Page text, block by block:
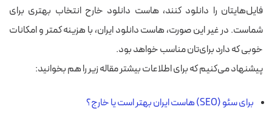
فایل‌هایتان را دانلود کنند، هاست دانلود خارح انتخاب بهتری برای
شماست. در غیر این صورت، هاست دانلود ایران، با هزینه کمتر و امکانات
خوبی که دارد برای‌تان مناسب خواهد بود.
پیشنهاد می‌کنیم که برای اطلاعات بیشتر مقاله زیر را هم بخوانید:
برای سئو (SEO) هاست ایران بهتر است یا خارج؟